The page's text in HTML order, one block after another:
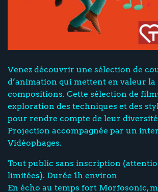
Venez découvrir une sélection de
d’animation qui mettent en valeur la
compositions. Cette sélection de
exploration des techniques et des
pour rendre compte de leur
Projection accompagnée par un
Vidéophages.
Tout public sans inscription
limitées). Durée 1h environ
En écho au temps fort Morfosonic,